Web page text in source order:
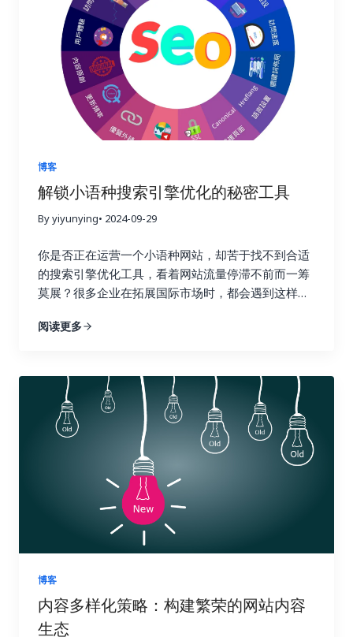
终提高转化率，实现业务的持续增长。这不仅仅是简
单的流量获取，而是将流量转化为实际的商业价值，
最终实现盈利。 二、 如何选择合适的链接建设追踪
工具？ 市面上有很多链接建设追踪工具，它们的功能
和价格各不相同。选择合适的工具至关重要，就像一
个工匠需要选择合适的工具才能更好地完成工作一
样。在选择工具之前，你需要明确自己的需求和预
算。有些工具功能强大，但价格昂贵；有些工具功能
简单，但价格亲民。你需要根据自己的实际情况，权
建设追踪工具，以及它们的优缺点： 除了以上这些工
具之外，还有其他一些工具也值得考虑，例如
择工具时，不仅要考虑功能和价格，还要考虑易用性
和数据准确性。一个好的工具应该易于上手，操作简
单，并且能够提供准确可靠的数据，为你的决策提供
链接建设效果时，需要关注一些关键指标，这些指标
是万里长征的第一步，更重要的是如何解读这些数据
并将它们转化为可操作的洞察力，最终指导我们的行
动，就像一位经验丰富的侦探，需要从蛛丝马迹中找
到破案的关键线索。 首先，你需要对收集到的数据进
行整理和分类，就像整理一个杂乱的房间一样，将物
品分门别类地摆放整齐。例如，你可以将链接按照来
源网站的权威性、链接类型（如文本链接、图片链
接、目录链接等）、锚文本的相关性等进行分类。 清
晰的分类有助于你更好地理解数据的结构，为后续的
分析打下坚实的基础。 接下来，你需要分析不同类型
的链接对网站关键指标的影响，例如，来自高权重、
高相关性网站的链接是否带来了更多的推荐流量？包
含目标关键词的锚文本是否提升了网站在搜索引擎结
业领军者！ 一、链接建设的重要性：为什么它如此重
要？ 在搜索引擎优化这个复杂而精妙的领域中，链接
就好比一张张珍贵的选票，每一张都代表着对你网站
权威性和可信度的认可。高质量的链接越多，搜索引
擎就越信任你的网站，你的排名自然也就越高。这就
好比现实生活中的社交圈，朋友越多，人脉越广，你
的影响力也就越大。链接建设不仅仅关乎排名，更关
乎你的在线业务的整体成功与长远发展。一个强大的
链接配置文件不仅可以带来更高的品牌知名度和更多
的推荐流量，更能建立起坚实的用户信任，为你的业
务带来持续的增长动力。忽视链接建设，就像建造一
座空中楼阁，看似华丽，实则根基不稳，随时可能坍
的认可，搜索引擎又该如何判断你的网站的价值和可
信度呢？ 二、Ahrefs：全能型搜索引擎优化工具，挖
掘链接宝藏 Ahrefs 就像一位经验丰富的侦探，拥有
的链接策略，发现潜在的链接机会，并制定更有效的
站审核，Ahrefs 都能帮你轻松搞定，让你在搜索引擎
优化的战场上运筹帷幄，决胜千里。它可以帮助你了
解你的网站在哪些方面需要改进，以及如何更好地优
化你的网站以获得更高的排名和更多的流量。 1. 竞争
对手分析：知己知彼，百战不殆 使用 Ahrefs 的网站
分析功能，只需输入竞争对手的域名，即可全面了解
他们的反向链接情况。你可以分析他们的链接来源、
链接类型、锚文本等等，从中学习他们的成功经验，
并找到可以借鉴的链接建设策略。更重要的是，你可
站获取链接。这是一种非常有效的链接建设策略，可
以让你事半功倍，快速提升你的网站排名。通过深入
分析竞争对手的链接，你可以了解他们的优势和劣
博客
解锁小语种搜索引擎优化的秘密工具
By yiyunying• 2024-09-29
你是否正在运营一个小语种网站，却苦于找不到合适
的搜索引擎优化工具，看着网站流量停滞不前而一筹
莫展？很多企业在拓展国际市场时，都会遇到这样的
球化的浪潮下，越来越多的企业开始将目光投向海外
搜索引擎优化工具，就像找到了一把打开国际市场大
门的金钥匙，能够帮助你的网站在全球范围内获得更
高的曝光率和流量。有效的搜索引擎优化策略可以帮
助你吸引目标用户，提升品牌知名度，最终带来更高
的转化率和收益。 这篇文章将为你揭秘一系列强大且
高效的小语种搜索引擎优化工具。我们会深入探讨每
一种工具的功能和优势，并提供一些实际操作的建
议，帮助你克服语言障碍，精准定位目标用户，让你
的网站在国际竞争中脱颖而出，最终实现业务的蓬勃
发展。做好准备，一起开启小语种搜索引擎优化的奇
妙旅程！ 一、小语种搜索引擎优化的挑战与机遇：扬
帆出海，乘风破浪 在进军国际市场时，小语种搜索引
擎优化无疑是一块难啃的骨头。它不像英语搜索引擎
优化那样有丰富的资源和工具。与主流语言英语相
阅读更多
博客
内容多样化策略：构建繁荣的网站内容
生态